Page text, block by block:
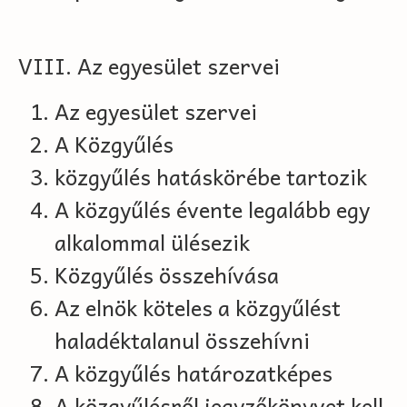
VIII. Az egyesület szervei
Az egyesület szervei
A Közgyűlés
közgyűlés hatáskörébe tartozik
A közgyűlés évente legalább egy
alkalommal ülésezik
Közgyűlés összehívása
Az elnök köteles a közgyűlést
haladéktalanul összehívni
A közgyűlés határozatképes